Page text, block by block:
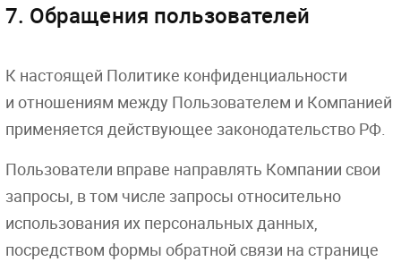
7. Обращения пользователей
К настоящей Политике конфиденциальности
и отношениям между Пользователем и Компанией
применяется действующее законодательство РФ.
Пользователи вправе направлять Компании свои
запросы, в том числе запросы относительно
использования их персональных данных,
посредством формы обратной связи на странице